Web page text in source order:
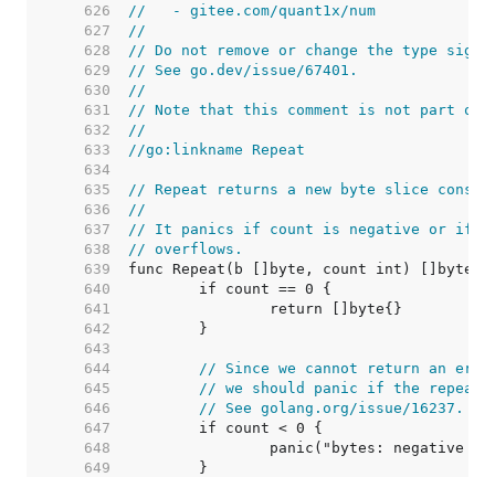
   626
//   - gitee.com/quant1x/num
   627
//
   628
// Do not remove or change the type
   629
// See go.dev/issue/67401.
   630
//
   631
// Note that this comment is not part of
   632
//
   633
//go:linkname Repeat
   634
   635
// Repeat returns a new byte slice
   636
//
   637
// It panics if count is negative or if
   638
// overflows.
   639
   640
   641
   642
   643
   644
// Since we cannot return an
   645
// we should panic if the repeat
   646
// See golang.org/issue/16237.
   647
   648
   649